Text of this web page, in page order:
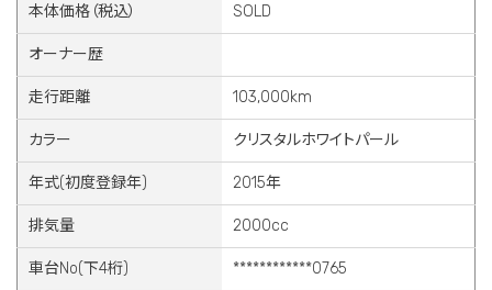
本体価格（税込） SOLD
オーナー歴
走行距離 103,000km
カラー クリスタルホワイトパール
年式(初度登録年) 2015年
排気量 2000cc
車台No(下4桁) ************0765